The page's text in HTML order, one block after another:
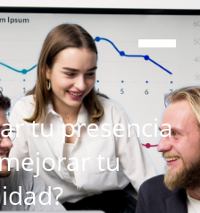
tu presencia
tu